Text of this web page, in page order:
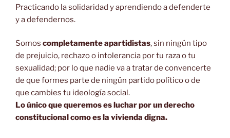
Practicando la solidaridad y aprendiendo a defenderte
y a defendernos.
Somos completamente apartidistas, sin ningún tipo
de prejuicio, rechazo o intolerancia por tu raza o tu
sexualidad; por lo que nadie va a tratar de convencerte
de que formes parte de ningún partido político o de
que cambies tu ideología social.
Lo único que queremos es luchar por un derecho
constitucional como es la vivienda digna.